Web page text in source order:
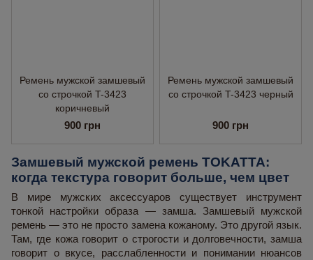
Ремень мужской замшевый
со строчкой T-3423
коричневый
900 грн
Ремень мужской замшевый
со строчкой T-3423 черный
900 грн
Замшевый мужской ремень TOKATTA:
когда текстура говорит больше, чем цвет
В мире мужских аксессуаров существует инструмент
тонкой настройки образа — замша. Замшевый мужской
ремень — это не просто замена кожаному. Это другой язык.
Там, где кожа говорит о строгости и долговечности, замша
говорит о вкусе, расслабленности и понимании нюансов